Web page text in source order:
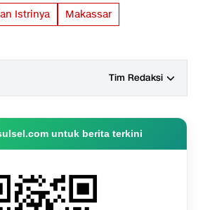
Istrinya
Makassar
Tim Redaksi
untuk berita terkini